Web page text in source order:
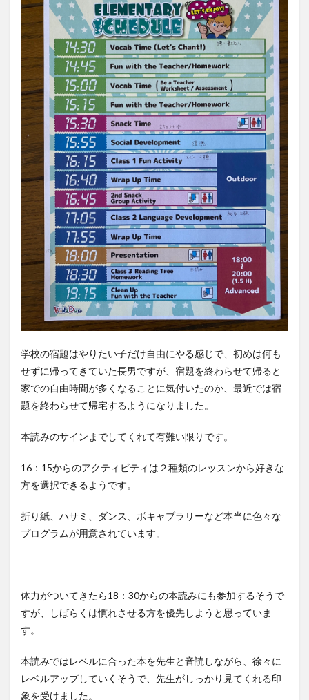
学校の宿題はやりたい子だけ自由にやる感じで、初めは何も
せずに帰ってきていた長男ですが、宿題を終わらせて帰ると
家での自由時間が多くなることに気付いたのか、最近では宿
題を終わらせて帰宅するようになりました。
本読みのサインまでしてくれて有難い限りです。
16：15からのアクティビティは２種類のレッスンから好きな
方を選択できるようです。
折り紙、ハサミ、ダンス、ボキャブラリーなど本当に色々な
プログラムが用意されています。
体力がついてきたら18：30からの本読みにも参加するそうで
すが、しばらくは慣れさせる方を優先しようと思っていま
す。
本読みではレベルに合った本を先生と音読しながら、徐々に
レベルアップしていくそうで、先生がしっかり見てくれる印
象を受けました。